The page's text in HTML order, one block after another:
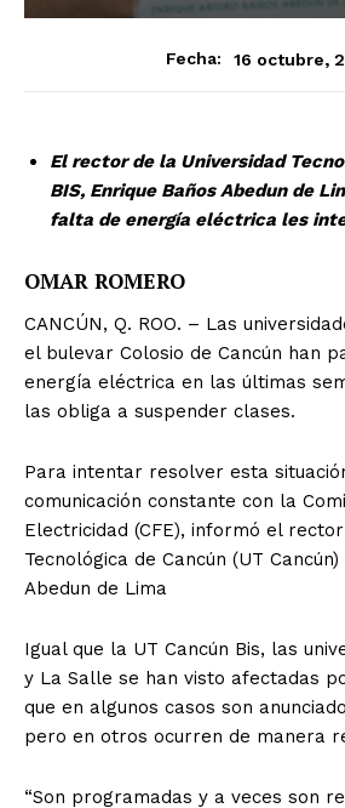
Fecha: 16 octubre,
El rector de la Universidad
BIS, Enrique Baños Abedun de
falta de energía eléctrica les
OMAR ROMERO
CANCÚN, Q. ROO. – Las
el bulevar Colosio de Cancún han
energía eléctrica en las últimas
las obliga a suspender clases.
Para intentar resolver esta
comunicación constante con la
Electricidad (CFE), informó el
Tecnológica de Cancún (UT
Abedun de Lima
Igual que la UT Cancún Bis, las
y La Salle se han visto afectadas
que en algunos casos son
pero en otros ocurren de manera
“Son programadas y a veces son